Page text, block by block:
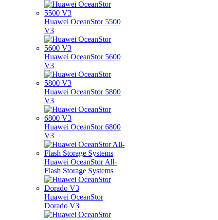
Huawei OceanStor 5500
V3
Huawei OceanStor 5600
V3
Huawei OceanStor 5800
V3
Huawei OceanStor 6800
V3
Huawei OceanStor All-
Flash Storage Systems
Huawei OceanStor
Dorado V3